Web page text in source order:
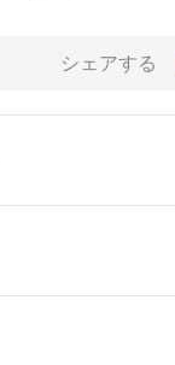
シェアする